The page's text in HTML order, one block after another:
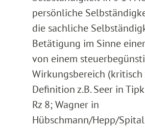
persönliche
die sachliche
Betätigung im Sinne
von einem
Wirkungsbereich (kritisch
Definition z.B. Seer in
Rz 8; Wagner in
Hübschmann/Hepp/